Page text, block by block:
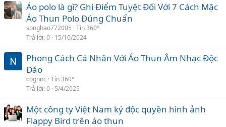
Áo polo là gì? Ghi Điểm Tuyệt Đối Với 7 Cách Mặc
Áo Thun Polo Đúng Chuẩn
songhao772005 Tin 360°
Trả lời 0 15/10/2024
Phong Cách Cá Nhân Với Áo Thun Âm Nhạc Độc
Đáo
cognnc Tin 360°
Trả lời 0 5/4/2025
Một công ty Việt Nam ký độc quyền hình ảnh
Flappy Bird trên áo thun